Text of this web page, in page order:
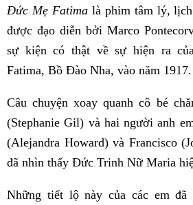
Đức Mẹ Fatimalà phim tâm lý,
được đạo diễn bởi Marco
sự kiện có thật về sự hiện ra
Fatima, Bồ Đào Nha, vào năm 1917.
Câu chuyện xoay quanh cô bé
(Stephanie Gil) và hai người anh
(Alejandra Howard) và Francisco
đã nhìn thấy Đức Trinh Nữ Maria
Những tiết lộ này của các em